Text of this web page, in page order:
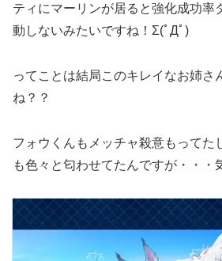
ティにマーリンが居ると強化成功率
動しないみたいですね！Σ(ﾟДﾟ)
ってことは結局このキレイなお姉さ
ね？？
フォウくんもメッチャ殺意もってた
も色々と匂わせてたんですが・・・